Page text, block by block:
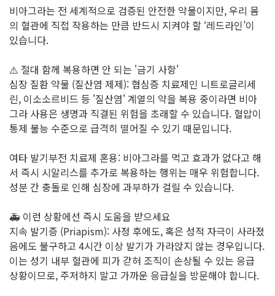
비아그라는 전 세계적으로 검증된 안전한 약물이지만, 우리 몸
의 혈관에 직접 작용하는 만큼 반드시 지켜야 할 ‘레드라인’이
있습니다.
⚠️ 절대 함께 복용하면 안 되는 '금기 사항'
심장 질환 약물 (질산염 제제): 협심증 치료제인 니트로글리세
린, 이소소르비드 등 '질산염' 계열의 약을 복용 중이라면 비아
그라 사용은 생명과 직결된 위험을 초래할 수 있습니다. 혈압이
통제 불능 수준으로 급격히 떨어질 수 있기 때문입니다.
여타 발기부전 치료제 혼용: 비아그라를 먹고 효과가 없다고 해
서 즉시 시알리스를 추가로 복용하는 행위는 매우 위험합니다.
성분 간 충돌로 인해 심장에 과부하가 걸릴 수 있습니다.
🚑 이런 상황에선 즉시 도움을 받으세요
지속 발기증 (Priapism): 사정 후에도, 혹은 성적 자극이 사라졌
음에도 불구하고 4시간 이상 발기가 가라앉지 않는 경우입니다.
이는 성기 내부 혈관에 피가 갇혀 조직이 손상될 수 있는 응급
상황이므로, 주저하지 말고 가까운 응급실을 방문해야 합니다.